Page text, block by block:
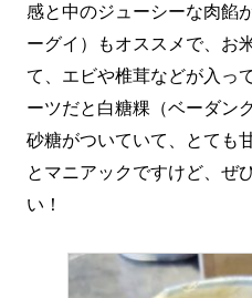
感と中のジューシーな肉餡
ーグイ）もオススメで、お
て、エビや椎茸などが入っ
ーツだと白糖粿（ベーダン
砂糖がついていて、とても
とマニアックですけど、ぜ
い！